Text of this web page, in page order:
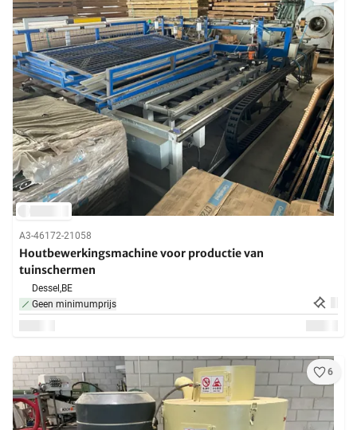
A3-46172-21058
Houtbewerkingsmachine voor productie van
tuinschermen
Dessel,BE
Geen minimumprijs
6